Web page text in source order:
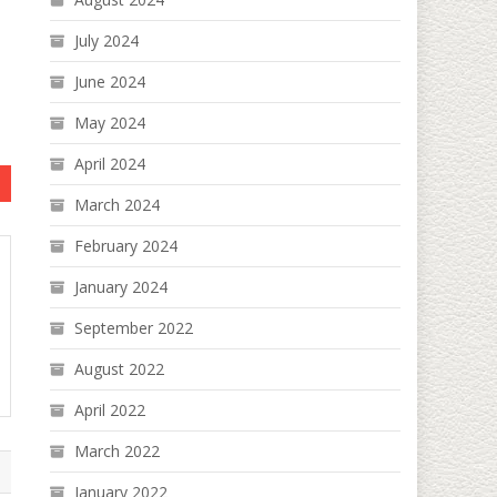
July 2024
June 2024
May 2024
April 2024
March 2024
February 2024
January 2024
September 2022
August 2022
April 2022
March 2022
January 2022